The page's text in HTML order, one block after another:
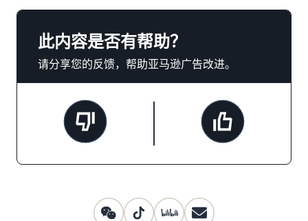
此内容是否有帮助？
请分享您的反馈，帮助亚马逊广告改进。